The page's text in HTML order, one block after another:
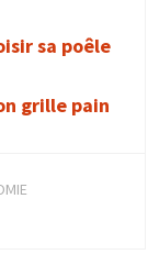
sa poêle
grille pain